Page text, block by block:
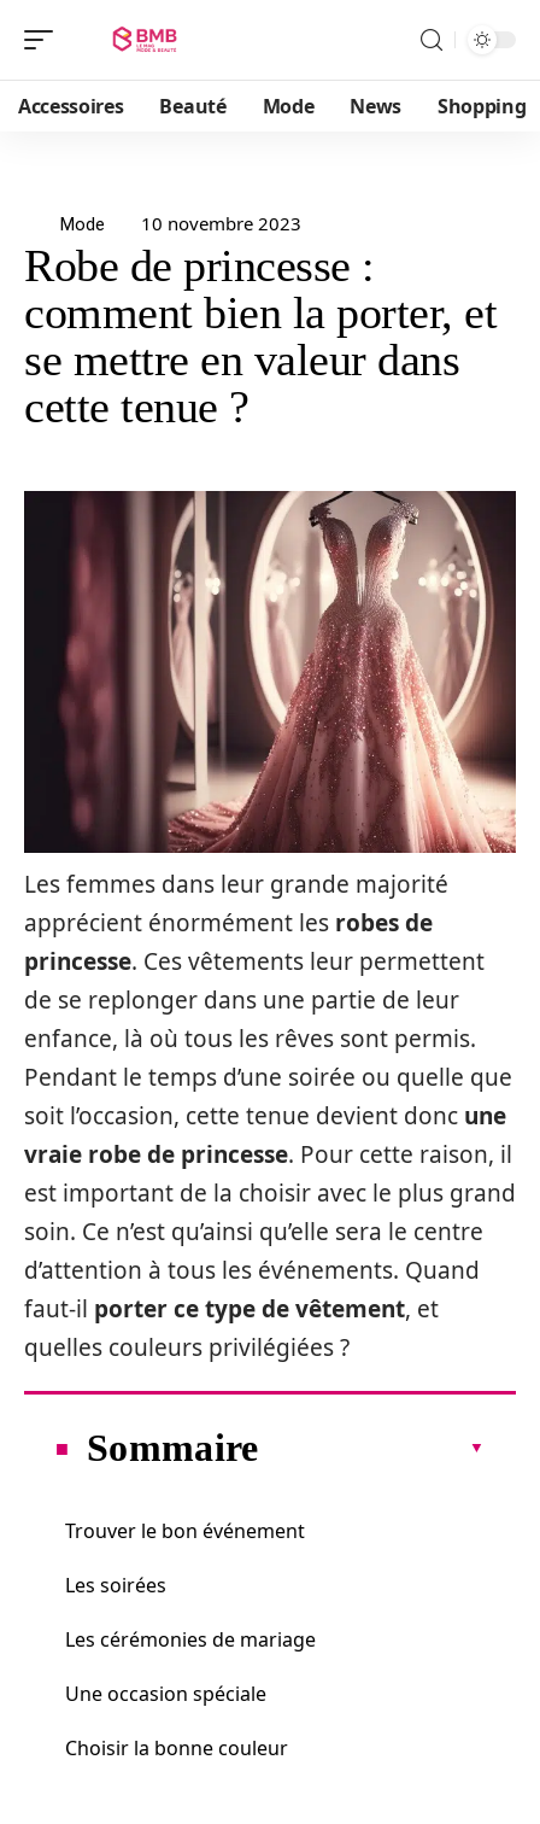
Accessoires Beauté Mode News Shopping
Mode 10 novembre 2023
Robe de princesse :
comment bien la porter, et
se mettre en valeur dans
cette tenue ?
Les femmes dans leur grande majorité
apprécient énormément les robes de
princesse. Ces vêtements leur permettent
de se replonger dans une partie de leur
enfance, là où tous les rêves sont permis.
Pendant le temps d’une soirée ou quelle que
soit l’occasion, cette tenue devient donc une
vraie robe de princesse. Pour cette raison, il
est important de la choisir avec le plus grand
soin. Ce n’est qu’ainsi qu’elle sera le centre
d’attention à tous les événements. Quand
faut-il porter ce type de vêtement, et
quelles couleurs privilégiées ?
Sommaire
Trouver le bon événement
Les soirées
Les cérémonies de mariage
Une occasion spéciale
Choisir la bonne couleur